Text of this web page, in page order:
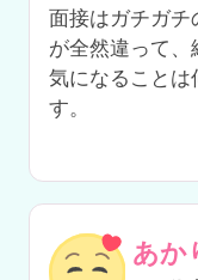
面接はガチガチ
が全然違って、
気になることは
す。
あか